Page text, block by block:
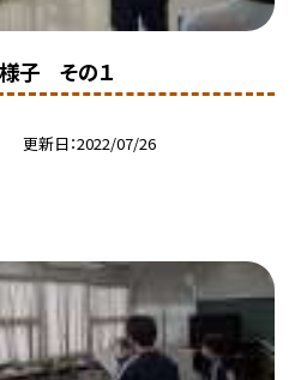
様子 その１
更新日 2022/07/26